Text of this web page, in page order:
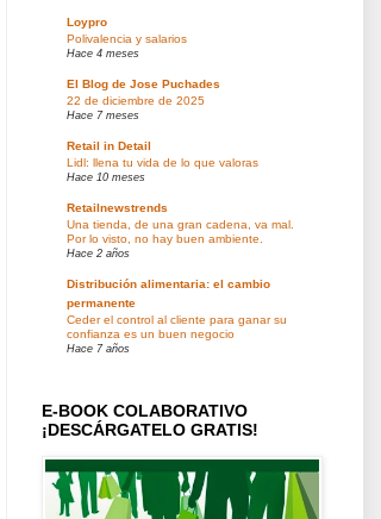
Loypro
Polivalencia y salarios
Hace 4 meses
El Blog de Jose Puchades
22 de diciembre de 2025
Hace 7 meses
Retail in Detail
Lidl: llena tu vida de lo que valoras
Hace 10 meses
Retailnewstrends
Una tienda, de una gran cadena, va mal.
Por lo visto, no hay buen ambiente.
Hace 2 años
Distribución alimentaria: el cambio
permanente
Ceder el control al cliente para ganar su
confianza es un buen negocio
Hace 7 años
E-BOOK COLABORATIVO
¡DESCÁRGATELO GRATIS!